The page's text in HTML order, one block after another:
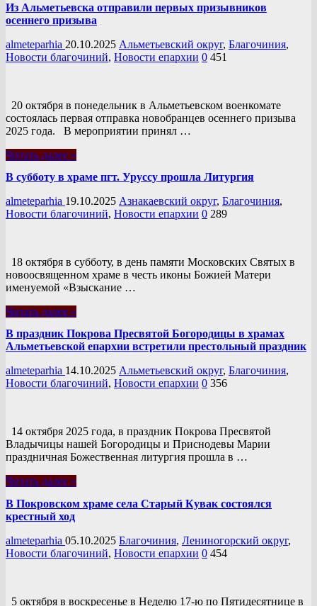
Из Альметьевска отправили первых призывников
осеннего призыва
almeteparhia 20.10.2025 Альметьевский округ, Благочиния,
Новости благочиний, Новости епархии 0 451
20 октября в понедельник в Альметьевском военкомате
состоялась первая отправка новобранцев осеннего призыва
2025 года. В мероприятии принял …
Читать далее »
В субботу в храме пгт. Уруссу прошла Литургия
almeteparhia 19.10.2025 Азнакаевский округ, Благочиния,
Новости благочиний, Новости епархии 0 289
18 октября в субботу, в день памяти Московских Святых в
новоосвященном храме в честь иконы Божией Матери
именуемой «Взыскание …
Читать далее »
В праздник Покрова Пресвятой Богородицы в храмах
Альметьевской епархии встретили престольный праздник
almeteparhia 14.10.2025 Альметьевский округ, Благочиния,
Новости благочиний, Новости епархии 0 356
14 октября 2025 года, в праздник Покрова Пресвятой
Владычицы нашей Богородицы и Приснодевы Марии
праздничная Божественная литургия прошла в …
Читать далее »
В Покровском храме села Старый Кувак состоялся
крестный ход
almeteparhia 05.10.2025 Благочиния, Лениногорский округ,
Новости благочиний, Новости епархии 0 454
5 октября в воскресенье в Неделю 17-ю по Пятидесятнице в